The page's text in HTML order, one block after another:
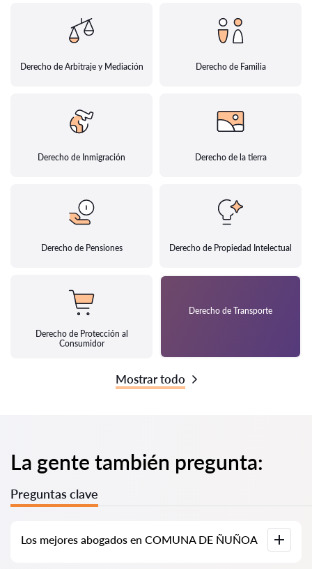
Derecho de Arbitraje y Mediación Derecho de Familia
Derecho de Inmigración Derecho de la tierra
Derecho de Pensiones Derecho de Propiedad Intelectual
Derecho de Protección al
Consumidor
Derecho de Transporte
Mostrar todo
La gente también pregunta:
Preguntas clave
Los mejores abogados en COMUNA DE ÑUÑOA